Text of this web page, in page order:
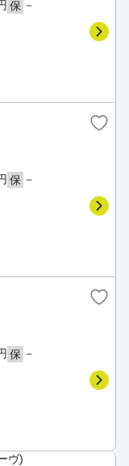
保 －
保 －
保 －
ヴ)